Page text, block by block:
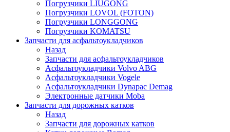
Погрузчики LIUGONG
Погрузчики LOVOL (FOTON)
Погрузчики LONGGONG
Погрузчики KOMATSU
Запчасти для асфальтоукладчиков
Назад
Запчасти для асфальтоукладчиков
Асфальтоукладчики Volvo ABG
Асфальтоукладчики Vogele
Асфальтоукладчики Dynapac Demag
Электронные датчики Moba
Запчасти для дорожных катков
Назад
Запчасти для дорожных катков